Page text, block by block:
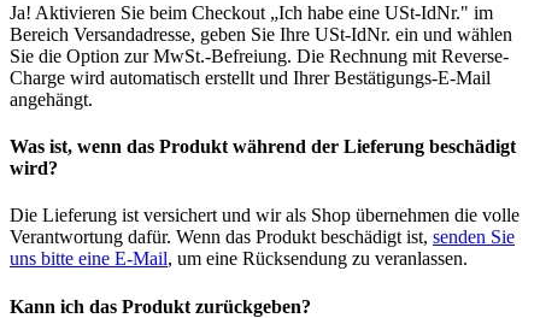
Ja! Aktivieren Sie beim Checkout „Ich habe eine USt-IdNr." im
Bereich Versandadresse, geben Sie Ihre USt-IdNr. ein und wählen
Sie die Option zur MwSt.-Befreiung. Die Rechnung mit Reverse-
Charge wird automatisch erstellt und Ihrer Bestätigungs-E-Mail
angehängt.
Was ist, wenn das Produkt während der Lieferung beschädigt
wird?
Die Lieferung ist versichert und wir als Shop übernehmen die volle
Verantwortung dafür. Wenn das Produkt beschädigt ist, senden Sie
uns bitte eine E-Mail, um eine Rücksendung zu veranlassen.
Kann ich das Produkt zurückgeben?